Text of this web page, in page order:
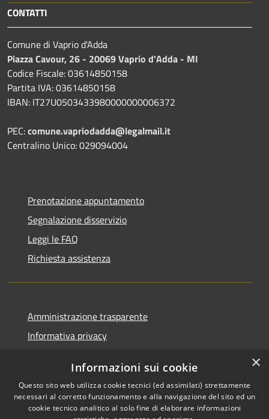
CONTATTI
Comune di Vaprio d'Adda
Piazza Cavour, 26 - 20069 Vaprio d'Adda - MI
Codice Fiscale: 03614850158
Partita IVA: 03614850158
IBAN: IT27U0503433980000000006372
PEC:comune.vapriodadda@legalmail.it
Centralino Unico: 029094004
Prenotazione appuntamento
Segnalazione disservizio
Leggi le FAQ
Richiesta assistenza
Amministrazione trasparente
Informativa privacy
Dichiarazione di accessibilità
×
Informazioni sui cookie
Questo sito web utilizza cookie tecnici (ed assimilati) strettamente
necessari al corretto funzionamento e alla navigazione del sito ed un
cookie tecnico analitico al solo fine di elaborare informazioni